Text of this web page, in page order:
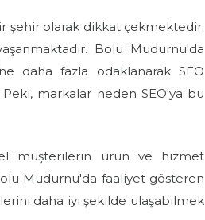
şehir olarak dikkat çekmektedir.
Bolu Mudurnu'da
daha fazla odaklanarak SEO
Peki, markalar neden SEO'ya bu
müşterilerin ürün ve hizmet
Mudurnu'da faaliyet gösteren
daha iyi şekilde ulaşabilmek